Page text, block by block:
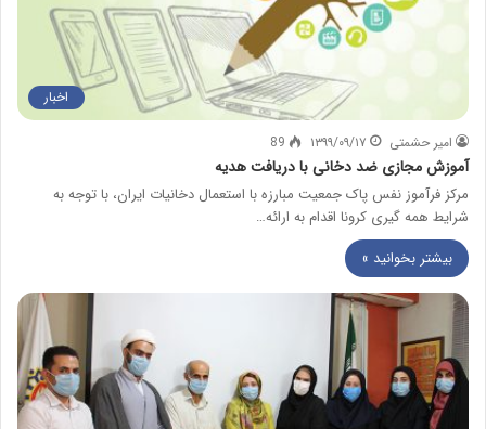
اخبار
امیر حشمتی ۱۳۹۹/۰۹/۱۷ 89
آموزش مجازی ضد دخانی با دریافت هدیه
مرکز فرآموز نفس پاک جمعیت مبارزه با استعمال دخانیات ایران، با توجه به
شرایط همه گیری کرونا اقدام به ارائه…
بیشتر بخوانید »